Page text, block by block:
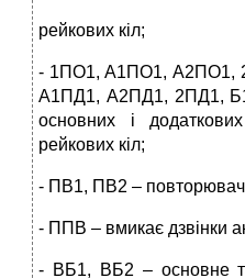
рейкових кіл;
- 1ПО1, А1ПО1, А2ПО1,
А1ПД1, А2ПД1, 2ПД1,
основних і
рейкових кіл;
- ПВ1, ПВ2 –
- ППВ – вмикає дзвінки
- ВБ1, ВБ2 – основне